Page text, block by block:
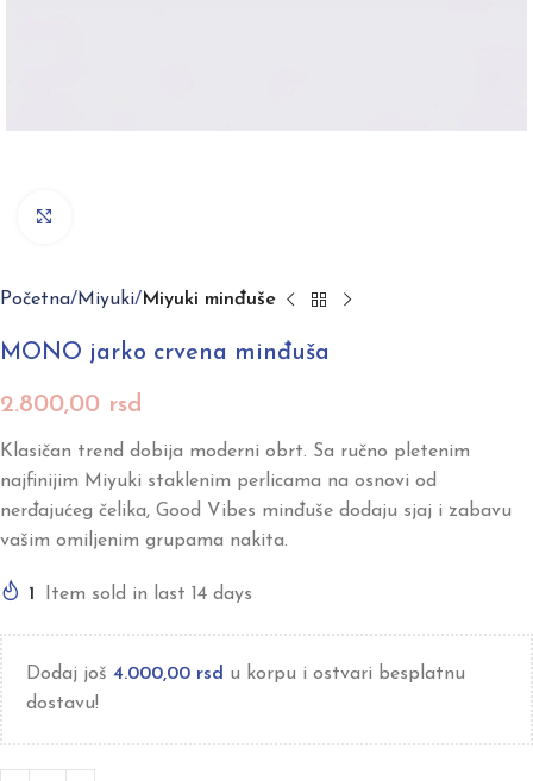
Početna Miyuki Miyuki minđuše
MONO jarko crvena minđuša
2.800,00 rsd
Klasičan trend dobija moderni obrt. Sa ručno pletenim
najfinijim Miyuki staklenim perlicama na osnovi od
nerđajućeg čelika, Good Vibes minđuše dodaju sjaj i zabavu
vašim omiljenim grupama nakita.
1 Item sold in last 14 days
Dodaj još 4.000,00 rsd u korpu i ostvari besplatnu
dostavu!